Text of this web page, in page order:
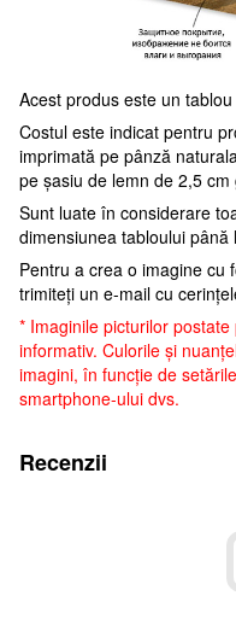
Acest produs este un
Costul este indicat pentru
imprimată pe pânză
pe șasiu de lemn de 2,5 cm
Sunt luate în considerare
dimensiunea tabloului
Pentru a crea o imagine cu
trimiteți un e-mail cu
* Imaginile picturilor
informativ. Culorile și
imagini, în funcție de
smartphone-ului dvs.
Recenzii